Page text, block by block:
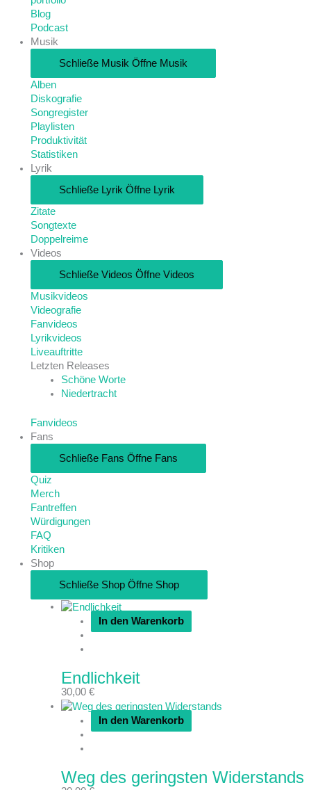
Blog
Podcast
Musik
Schließe Musik Öffne Musik
Alben
Diskografie
Songregister
Playlisten
Produktivität
Statistiken
Lyrik
Schließe Lyrik Öffne Lyrik
Zitate
Songtexte
Doppelreime
Videos
Schließe Videos Öffne Videos
Musikvideos
Videografie
Fanvideos
Lyrikvideos
Liveauftritte
Letzten Releases
Schöne Worte
Niedertracht
Fanvideos
Fans
Schließe Fans Öffne Fans
Quiz
Merch
Fantreffen
Würdigungen
FAQ
Kritiken
Shop
Schließe Shop Öffne Shop
In den Warenkorb
Endlichkeit
30,00 €
In den Warenkorb
Weg des geringsten Widerstands